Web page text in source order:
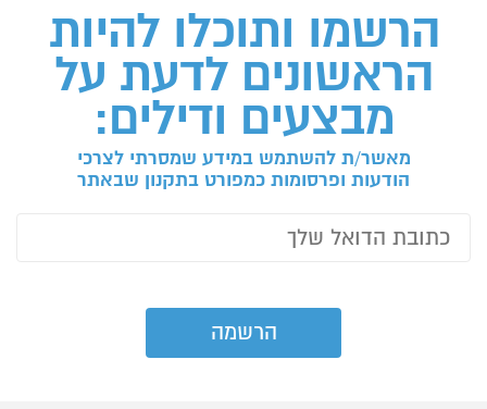
הרשמו ותוכלו להיות
הראשונים לדעת על
מבצעים ודילים:
מאשר/ת להשתמש במידע שמסרתי לצרכי
הודעות ופרסומות כמפורט בתקנון שבאתר